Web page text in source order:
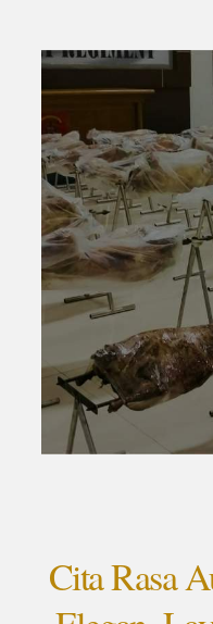
Cita Rasa